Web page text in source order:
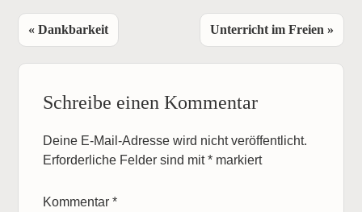
Vorheriger
Beitrag:
« Dankbarkeit
Nächster
Beitrag:
Unterricht im Freien »
Interaktionen
Schreibe einen Kommentar
Deine E-Mail-Adresse wird nicht veröffentlicht.
Erforderliche Felder sind mit* markiert
Kommentar*